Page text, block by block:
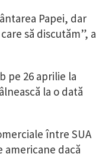
Papei, dar
să discutăm”, a
pe 26 aprilie la
la o dată
între SUA
americane dacă